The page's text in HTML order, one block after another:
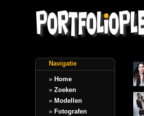
Navigatie
» Home
» Zoeken
» Modellen
» Fotografen